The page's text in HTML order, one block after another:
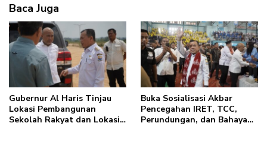
Baca Juga
Gubernur Al Haris Tinjau
Lokasi Pembangunan
Sekolah Rakyat dan Lokasi
Buka Sosialisasi Akbar
Pencegahan IRET, TCC,
Perundungan, dan Bahaya